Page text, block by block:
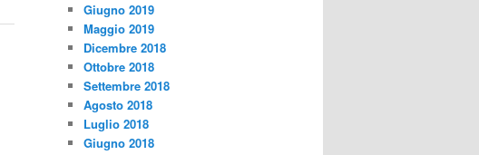
Giugno 2019
Maggio 2019
Dicembre 2018
Ottobre 2018
Settembre 2018
Agosto 2018
Luglio 2018
Giugno 2018